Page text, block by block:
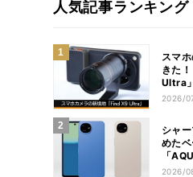
人気記事ランキング
スマ
きた
Ultra
2026/
シャ
めた
「
能も
2026/